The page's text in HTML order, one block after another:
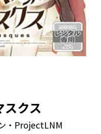
スクス
・ProjectLNM